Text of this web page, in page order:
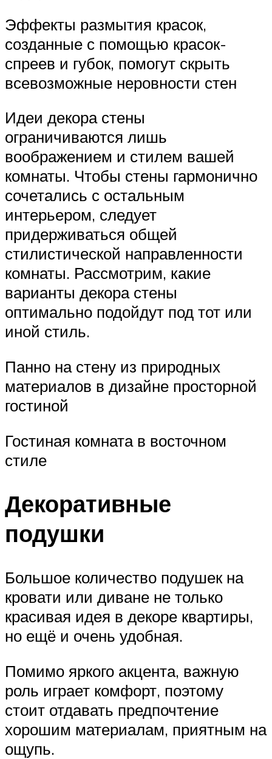
Эффекты размытия красок,
созданные с помощью красок-
спреев и губок, помогут скрыть
всевозможные неровности стен
Идеи декора стены
ограничиваются лишь
воображением и стилем вашей
комнаты. Чтобы стены гармонично
сочетались с остальным
интерьером, следует
придерживаться общей
стилистической направленности
комнаты. Рассмотрим, какие
варианты декора стены
оптимально подойдут под тот или
иной стиль.
Панно на стену из природных
материалов в дизайне просторной
гостиной
Гостиная комната в восточном
стиле
Декоративные
подушки
Большое количество подушек на
кровати или диване не только
красивая идея в декоре квартиры,
но ещё и очень удобная.
Помимо яркого акцента, важную
роль играет комфорт, поэтому
стоит отдавать предпочтение
хорошим материалам, приятным на
ощупь.